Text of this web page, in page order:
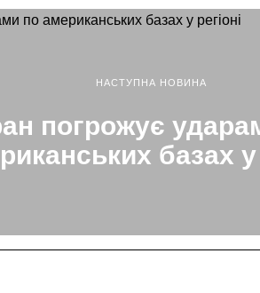
НАСТУПНА НОВИНА
погрожує
базах у